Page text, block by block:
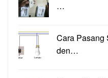
…
Cara Pasang
den…